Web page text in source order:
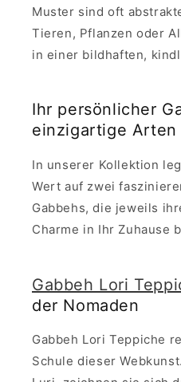
Muster sind oft
Tieren, Pflanzen oder
in einer bildhaften,
Ihr persönlicher
einzigartige Arten
In unserer Kollektion
Wert auf zwei
Gabbehs, die jeweils
Charme in Ihr Zuhause
Gabbeh Lori
der Nomaden
Gabbeh Lori Teppiche
Schule dieser